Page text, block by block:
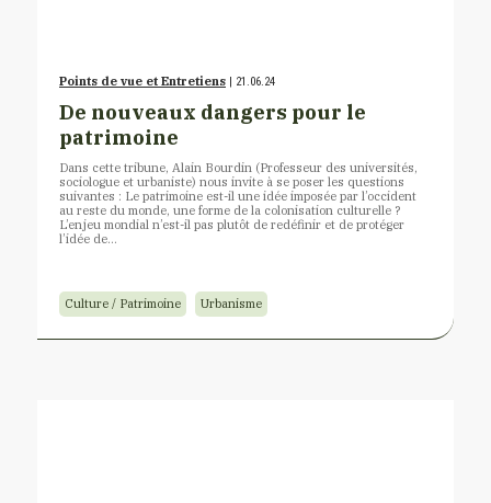
Points de vue et Entretiens | 21.06.24
De nouveaux dangers pour le
patrimoine
Dans cette tribune, Alain Bourdin (Professeur des universités,
sociologue et urbaniste) nous invite à se poser les questions
suivantes : Le patrimoine est-il une idée imposée par l’occident
au reste du monde, une forme de la colonisation culturelle ?
L’enjeu mondial n’est-il pas plutôt de redéfinir et de protéger
l’idée de…
Culture / Patrimoine Urbanisme